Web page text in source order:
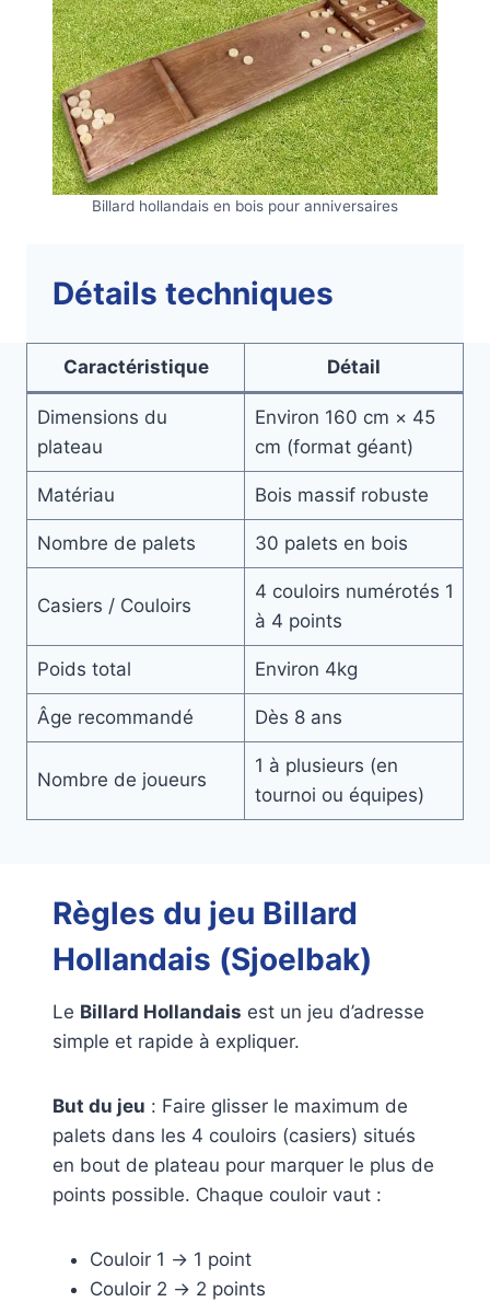
Billard hollandais en bois pour anniversaires
Détails techniques
Caractéristique Détail
Dimensions du
plateau
Environ 160 cm × 45
cm (format géant)
Matériau Bois massif robuste
Nombre de palets 30 palets en bois
Casiers / Couloirs
4 couloirs numérotés 1
à 4 points
Poids total Environ 4kg
Âge recommandé Dès 8 ans
Nombre de joueurs
1 à plusieurs (en
tournoi ou équipes)
Règles du jeu Billard
Hollandais (Sjoelbak)
Le Billard Hollandais est un jeu d’adresse
simple et rapide à expliquer.
But du jeu : Faire glisser le maximum de
palets dans les 4 couloirs (casiers) situés
en bout de plateau pour marquer le plus de
points possible. Chaque couloir vaut :
Couloir 1 → 1 point
Couloir 2 → 2 points